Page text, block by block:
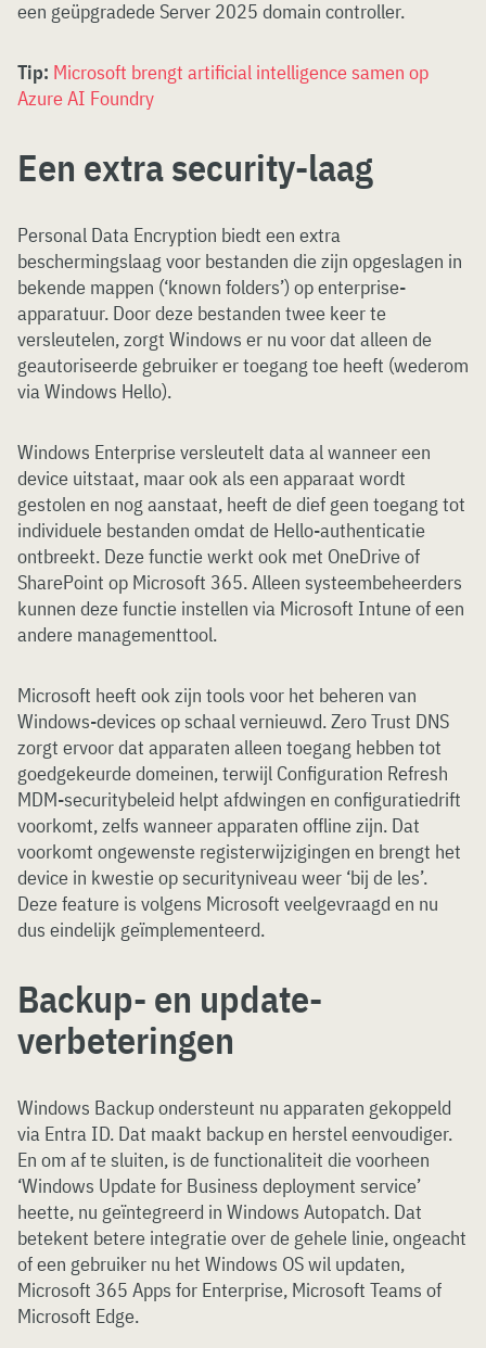
een geüpgradede Server 2025 domain controller.
Tip: Microsoft brengt artificial intelligence samen op
Azure AI Foundry
Een extra security-laag
Personal Data Encryption biedt een extra
beschermingslaag voor bestanden die zijn opgeslagen in
bekende mappen (‘known folders’) op enterprise-
apparatuur. Door deze bestanden twee keer te
versleutelen, zorgt Windows er nu voor dat alleen de
geautoriseerde gebruiker er toegang toe heeft (wederom
via Windows Hello).
Windows Enterprise versleutelt data al wanneer een
device uitstaat, maar ook als een apparaat wordt
gestolen en nog aanstaat, heeft de dief geen toegang tot
individuele bestanden omdat de Hello-authenticatie
ontbreekt. Deze functie werkt ook met OneDrive of
SharePoint op Microsoft 365. Alleen systeembeheerders
kunnen deze functie instellen via Microsoft Intune of een
andere managementtool.
Microsoft heeft ook zijn tools voor het beheren van
Windows-devices op schaal vernieuwd. Zero Trust DNS
zorgt ervoor dat apparaten alleen toegang hebben tot
goedgekeurde domeinen, terwijl Configuration Refresh
MDM-securitybeleid helpt afdwingen en configuratiedrift
voorkomt, zelfs wanneer apparaten offline zijn. Dat
voorkomt ongewenste registerwijzigingen en brengt het
device in kwestie op securityniveau weer ‘bij de les’.
Deze feature is volgens Microsoft veelgevraagd en nu
dus eindelijk geïmplementeerd.
Backup- en update-
verbeteringen
Windows Backup ondersteunt nu apparaten gekoppeld
via Entra ID. Dat maakt backup en herstel eenvoudiger.
En om af te sluiten, is de functionaliteit die voorheen
‘Windows Update for Business deployment service’
heette, nu geïntegreerd in Windows Autopatch. Dat
betekent betere integratie over de gehele linie, ongeacht
of een gebruiker nu het Windows OS wil updaten,
Microsoft 365 Apps for Enterprise, Microsoft Teams of
Microsoft Edge.